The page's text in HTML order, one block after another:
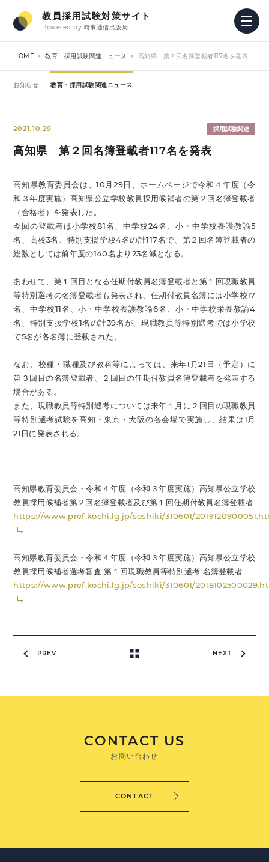
教員採用試験対策サイト
Powered by 時事通信出版局
HOME 教育・採用試験関連ニュース 高知県 第２回名簿登載者117名を発表
お知らせ 教育・採用試験関連ニュース
2021.10.29 採用試験関連
高知県 第２回名簿登載者117名を発表
高知県教育委員会は、10月29日、ホームページで令和４年度（令
和３年度実施）高知県公立学校教員採用候補者の第２回名簿登載者
（合格者）を発表した。
今回の登載者は小学校81名、中学校24名、小・中学校養護教諭5
名、高校3名、特別支援学校4名の計117名で、第２回名簿登載者の
総数としては前年度の140名より23名減となる。
あわせて、第１回目となる任期付教員名簿登載者と第１回現職教員
等特別選考の名簿登載者も発表され、任期付教員名簿には小学校17
名、中学校11名、小・中学校養護教諭6名、小・中学校栄養教諭4
名、特別支援学校1名の計39名が、現職教員等特別選考では小学校
で5名が各名簿に登載された。
なお、校種・職種及び教科等によっては、来年1月21日（予定）に
第３回目の名簿登載者、２回目の任期付教員名簿登載者を発表する
場合がある。
また、現職教員等特別選考については来年１月に２回目の現職教員
等特別選考試験を高知・東京・大阪の各会場で実施し、結果は1月
21日に発表される。
高知県教育委員会・令和４年度（令和３年度実施）高知県公立学校
教員採用候補者第２回名簿登載者及び第１回任期付教員名簿登載者
https://www.pref.kochi.lg.jp/soshiki/310601/
高知県教育委員会・令和４年度（令和３年度実施）高知県公立学校
教員採用候補者選考審査 第１回現職教員等特別選考 名簿登載者
https://www.pref.kochi.lg.jp/soshiki/310601/
PREV NEXT
CONTACT US
お問い合わせ
CONTACT